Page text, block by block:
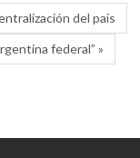
del país
federal” »